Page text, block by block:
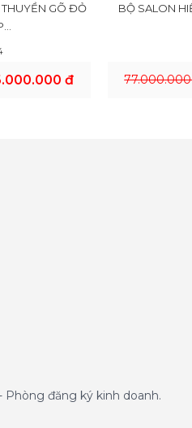
GÕ ĐỎ
đ
BỘ SALON
Phòng đăng ký kinh doanh.